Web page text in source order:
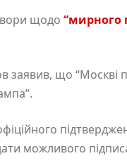
щодо “мирного
заявив, що “Москві
можливого